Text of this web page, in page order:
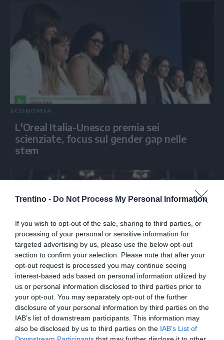
Trentino - Do Not Process My Personal Information
If you wish to opt-out of the sale, sharing to third parties, or
processing of your personal or sensitive information for
targeted advertising by us, please use the below opt-out
section to confirm your selection. Please note that after your
opt-out request is processed you may continue seeing
interest-based ads based on personal information utilized by
us or personal information disclosed to third parties prior to
your opt-out. You may separately opt-out of the further
disclosure of your personal information by third parties on the
IAB’s list of downstream participants. This information may
also be disclosed by us to third parties on the IAB’s List of
ECONOMIA
L'Oreal Italia-Unesco premia sei
scienziate, focus sul gender gap nelle
stem
ECONOMIA
Fondazione Allegra Agnelli, l'Istituto di
Candiolo festeggia in musica 40 anni
contro il cancro